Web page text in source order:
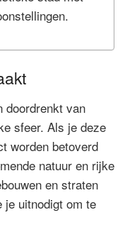
doordrenkt van
sfeer. Als je deze
worden betoverd
natuur en rijke
en straten
uitnodigt om te